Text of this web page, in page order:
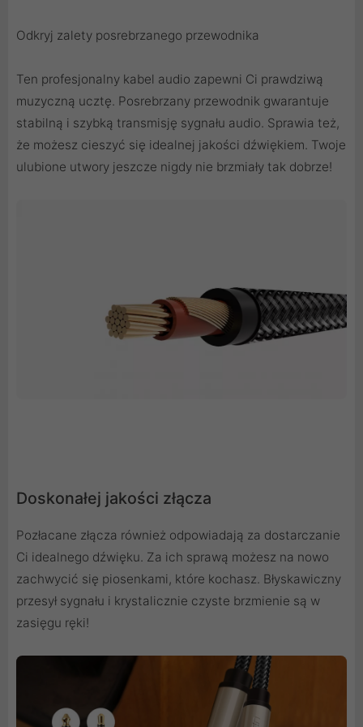
Odkryj zalety posrebrzanego przewodnika
Ten profesjonalny kabel audio zapewni Ci prawdziwą
muzyczną ucztę. Posrebrzany przewodnik gwarantuje
stabilną i szybką transmisję sygnału audio. Sprawia też,
że możesz cieszyć się idealnej jakości dźwiękiem. Twoje
ulubione utwory jeszcze nigdy nie brzmiały tak dobrze!
Doskonałej jakości złącza
Pozłacane złącza również odpowiadają za dostarczanie
Ci idealnego dźwięku. Za ich sprawą możesz na nowo
zachwycić się piosenkami, które kochasz. Błyskawiczny
przesył sygnału i krystalicznie czyste brzmienie są w
zasięgu ręki!